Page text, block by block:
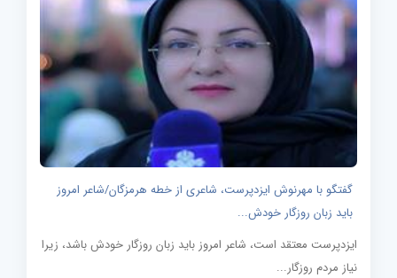
گفتگو با مهرنوش ایزدپرست، شاعری از خطه هرمزگان/شاعر امروز
باید زبان روزگار خودش...
ایزدپرست معتقد است، شاعر امروز باید زبان روزگار خودش باشد، زیرا
نیاز مردم روزگار...